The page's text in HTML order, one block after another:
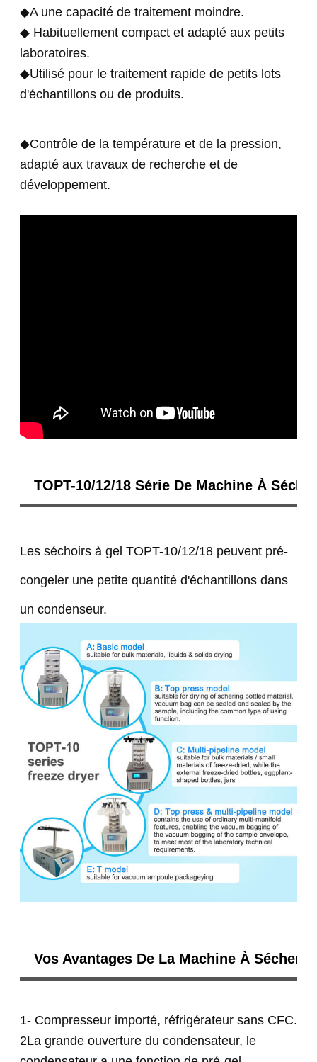
◆A une capacité de traitement moindre.
◆ Habituellement compact et adapté aux petits
laboratoires.
◆Utilisé pour le traitement rapide de petits lots
d'échantillons ou de produits.
◆Contrôle de la température et de la pression,
adapté aux travaux de recherche et de
développement.
TOPT-10/12/18 Série De Machine À
Les séchoirs à gel TOPT-10/12/18 peuvent pré-
congeler une petite quantité d'échantillons dans
un condenseur.
Vos Avantages De La Machine À Sécher
1- Compresseur importé, réfrigérateur sans CFC.
2La grande ouverture du condensateur, le